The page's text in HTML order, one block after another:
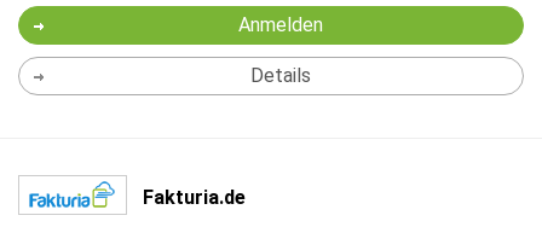
Anmelden
Details
Fakturia.de